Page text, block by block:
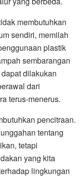
membutuhkan
sendiri, memilah
plastik
sembarangan
dilakukan
dari
terus-menerus.
pencitraan.
tentang
tetapi
yang kita
lingkungan